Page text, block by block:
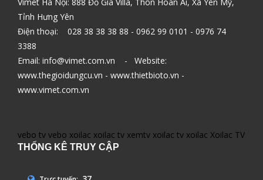
Tỉnh Hưng Yên
Điện thoại: 028 38 38 38 88 - 0962 99 0101 - 0976 74
3388
Email: info@vimet.com.vn - Website:
www.thegioidungcu.vn - www.thietbioto.vn -
www.vimet.com.vn
vebo tv vebo xoilac xoilac tv xemtv xoilac tv xoilac Xoilac TV
THỐNG KÊ TRUY CẬP